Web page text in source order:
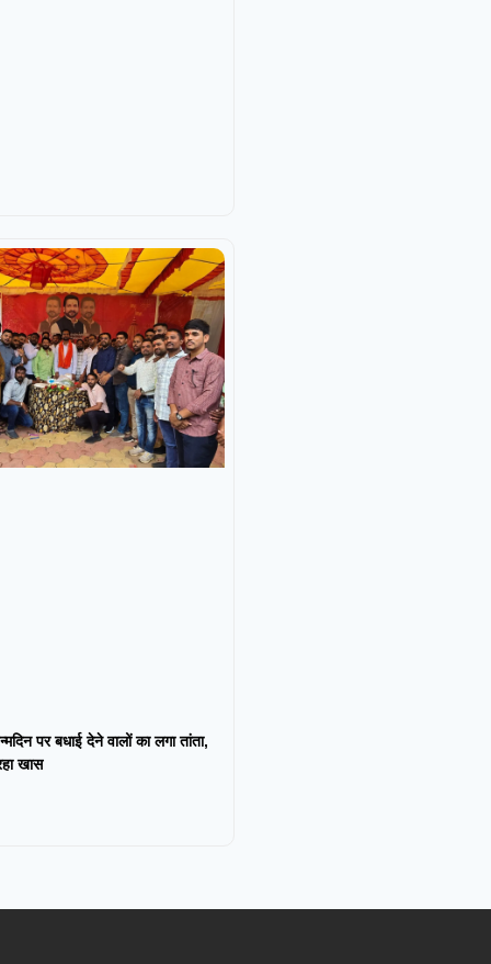
पर बधाई देने वालों का लगा तांता,
खास